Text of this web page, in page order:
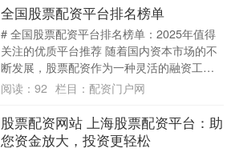
全国股票配资平台排名榜单
# 全国股票配资平台排名榜单：2025年值得
关注的优质平台推荐 随着国内资本市场的不
断发展，股票配资作为一种灵活的融资工
具，逐渐受到投资者的关注。然而，面对市
阅读： 92 栏目： 配资门户网
股票配资网站 上海股票配资平台：助
您资金放大，投资更轻松